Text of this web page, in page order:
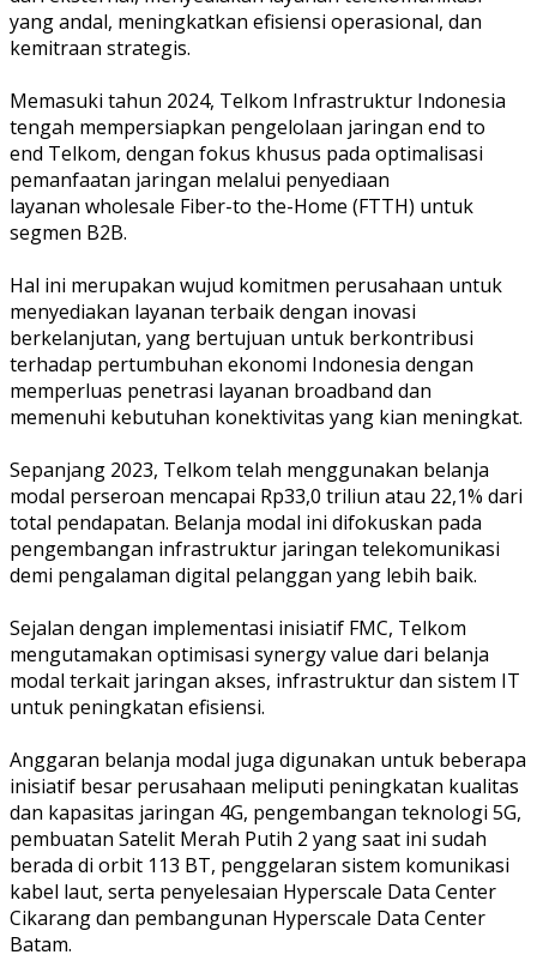
yang andal, meningkatkan efisiensi operasional, dan
kemitraan strategis.
Memasuki tahun 2024, Telkom Infrastruktur Indonesia
tengah mempersiapkan pengelolaan jaringan end to
end Telkom, dengan fokus khusus pada optimalisasi
pemanfaatan jaringan melalui penyediaan
layanan wholesale Fiber-to the-Home (FTTH) untuk
segmen B2B.
Hal ini merupakan wujud komitmen perusahaan untuk
menyediakan layanan terbaik dengan inovasi
berkelanjutan, yang bertujuan untuk berkontribusi
terhadap pertumbuhan ekonomi Indonesia dengan
memperluas penetrasi layanan broadband dan
memenuhi kebutuhan konektivitas yang kian meningkat.
Sepanjang 2023, Telkom telah menggunakan belanja
modal perseroan mencapai Rp33,0 triliun atau 22,1% dari
total pendapatan. Belanja modal ini difokuskan pada
pengembangan infrastruktur jaringan telekomunikasi
demi pengalaman digital pelanggan yang lebih baik.
Sejalan dengan implementasi inisiatif FMC, Telkom
mengutamakan optimisasi synergy value dari belanja
modal terkait jaringan akses, infrastruktur dan sistem IT
untuk peningkatan efisiensi.
Anggaran belanja modal juga digunakan untuk beberapa
inisiatif besar perusahaan meliputi peningkatan kualitas
dan kapasitas jaringan 4G, pengembangan teknologi 5G,
pembuatan Satelit Merah Putih 2 yang saat ini sudah
berada di orbit 113 BT, penggelaran sistem komunikasi
kabel laut, serta penyelesaian Hyperscale Data Center
Cikarang dan pembangunan Hyperscale Data Center
Batam.